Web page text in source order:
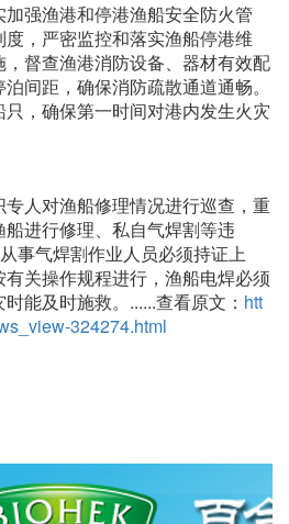
强渔港和停港渔船安全防火管
，严密监控和落实渔船停港维
督查渔港消防设备、器材有效配
间距，确保消防疏散通道通畅。
，确保第一时间对港内发生火灾
人对渔船修理情况进行巡查，重
进行修理、私自气焊割等违
事气焊割作业人员必须持证上
关操作规程进行，渔船电焊必须
能及时施救。......查看原文： htt
324274.html